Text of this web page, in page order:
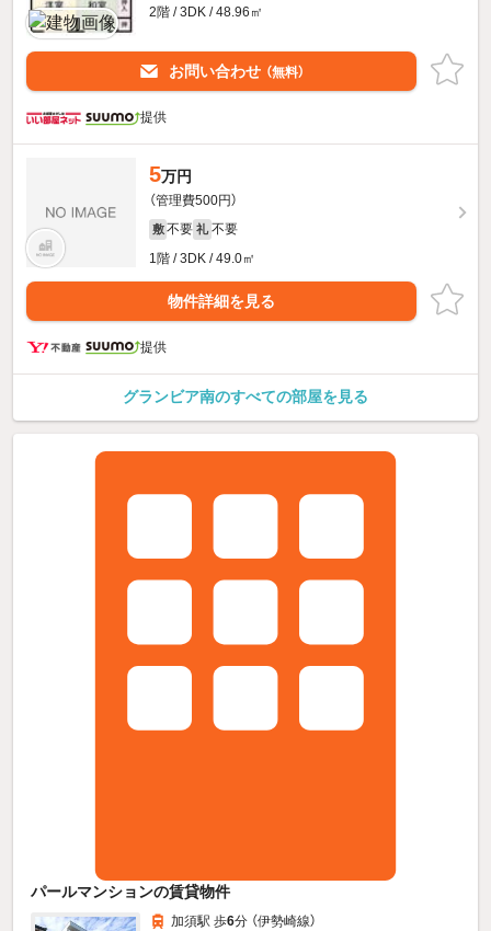
2階 / 3DK / 48.96㎡
お問い合わせ （無料）
提供
5万円
（管理費500円）
敷 不要 礼 不要
1階 / 3DK / 49.0㎡
物件詳細を見る
提供
グランビア南のすべての部屋を見る
パールマンションの賃貸物件
加須駅 歩6分 （伊勢崎線）